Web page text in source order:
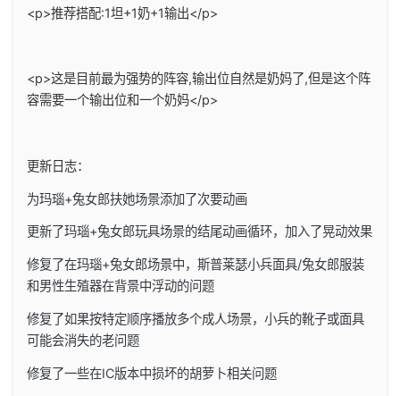
<p>推荐搭配:1坦+1奶+1输出</p>
<p>这是目前最为强势的阵容,输出位自然是奶妈了,但是这个阵
容需要一个输出位和一个奶妈</p>
更新日志：
为玛瑙+兔女郎扶她场景添加了次要动画
更新了玛瑙+兔女郎玩具场景的结尾动画循环，加入了晃动效果
修复了在玛瑙+兔女郎场景中，斯普莱瑟小兵面具/兔女郎服装
和男性生殖器在背景中浮动的问题
修复了如果按特定顺序播放多个成人场景，小兵的靴子或面具
可能会消失的老问题
修复了一些在IC版本中损坏的胡萝卜相关问题